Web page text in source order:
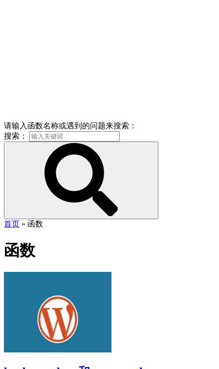
请输入函数名称或遇到的问题来搜索：
搜索：
首页 » 函数
函数